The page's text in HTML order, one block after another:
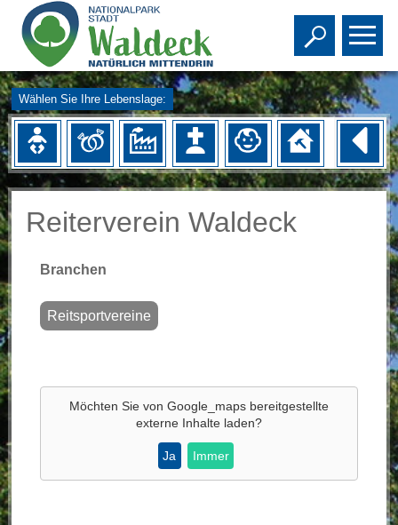
Toggle
Wählen Sie Ihre Lebenslage:
Reiterverein Waldeck
Branchen
Reitsportvereine
Möchten Sie von Google_mapsbereitgestellte
externe Inhalte laden?
Ja Immer